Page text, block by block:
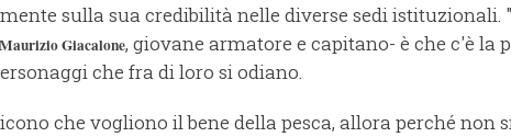
sulla sua credibilità nelle diverse sedi istituzionali.
Maurizio Giacalone, giovane armatore e capitano- è che c'è la
che fra di loro si odiano.
che vogliono il bene della pesca, allora perché non